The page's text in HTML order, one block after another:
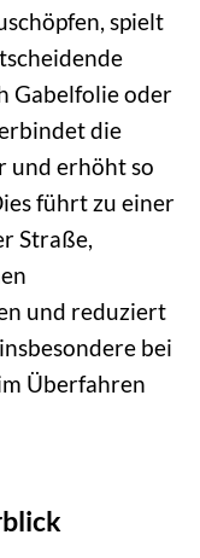
spielt
Gabelfolie oder
die
und erhöht so
führt zu einer
Straße,
und reduziert
bei
Überfahren